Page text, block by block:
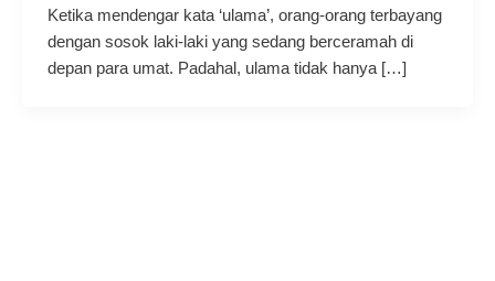
Ketika mendengar kata ‘ulama’, orang-orang terbayang
dengan sosok laki-laki yang sedang berceramah di
depan para umat. Padahal, ulama tidak hanya […]